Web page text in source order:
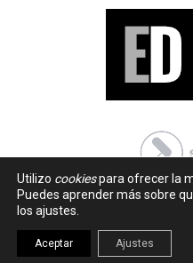
Utilizo cookiespara ofrecer la
Puedes aprender más sobre
los ajustes.
Aceptar Ajustes